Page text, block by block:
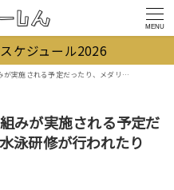
MENU
ケジュール2026
り、メダリストによる水泳研修が行われたり【今週のひらかた】
みが実施される予定だ
泳研修が行われたり